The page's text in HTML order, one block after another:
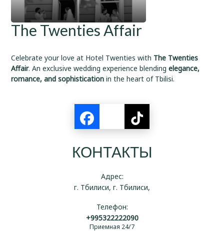
The Twenties Affair
Celebrate your love at Hotel Twenties with The Twenties
Affair. An exclusive wedding experience blending elegance,
romance, and sophistication in the heart of Tbilisi.
КОНТАКТЫ
Адрес:
г. Тбилиси, г. Тбилиси,
Телефон:
+995322222090
Приемная 24/7